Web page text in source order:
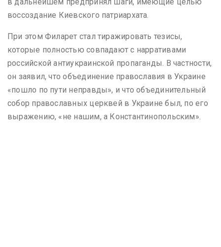
воссоздание Киевского патриархата.
При этом Филарет стал тиражировать тезисы,
которые полностью совпадают с нарративами
российской антиукраинской пропаганды. В частности,
он заявил, что объединение православия в Украине
«пошло по пути неправды», и что объединительный
собор православных церквей в Украине был, по его
выражению, «не нашим, а Константинопольским».